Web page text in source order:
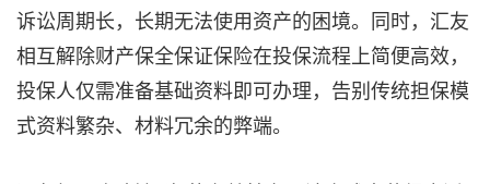
诉讼周期长，长期无法使用资产的困境。同时，汇友
相互解除财产保全保证保险在投保流程上简便高效，
投保人仅需准备基础资料即可办理，告别传统担保模
式资料繁杂、材料冗余的弊端。